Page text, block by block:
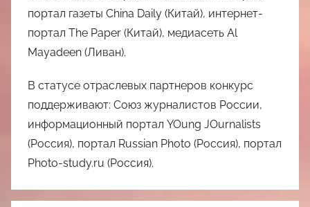
портал газеты China Daily (Китай), интернет-
портал The Paper (Китай), медиасеть Al
Mayadeen (Ливан).
В статусе отраслевых партнеров конкурс
поддерживают: Союз журналистов России,
информационный портал YOung JOurnalists
(Россия), портал Russian Photo (Россия), портал
Photo-study.ru (Россия).